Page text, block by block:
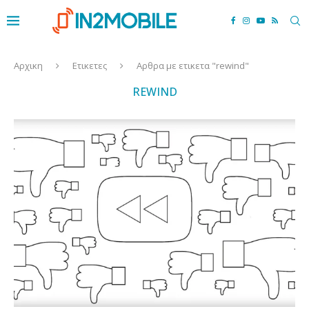
Αρχικη Ετικετες Αρθρα με ετικετα "rewind"
REWIND